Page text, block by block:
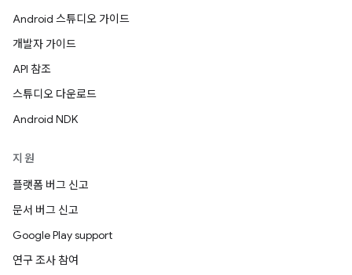
Android 스튜디오 가이드
개발자 가이드
API 참조
스튜디오 다운로드
Android NDK
지원
플랫폼 버그 신고
문서 버그 신고
Google Play support
연구 조사 참여